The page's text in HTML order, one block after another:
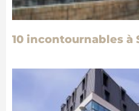
10 incontournables à